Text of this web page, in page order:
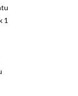
1